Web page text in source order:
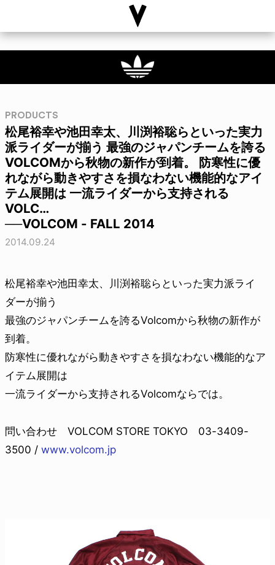
PRODUCTS
松尾裕幸や池田幸太、川渕裕聡らといった実力
派ライダーが揃う 最強のジャパンチームを誇る
VOLCOMから秋物の新作が到着。 防寒性に優
れながら動きやすさを損なわない機能的なアイ
テム展開は 一流ライダーから支持される
VOLC…
──VOLCOM - FALL 2014
2014.09.24
松尾裕幸や池田幸太、川渕裕聡らといった実力派ライ
ダーが揃う
最強のジャパンチームを誇るVolcomから秋物の新作が
到着。
防寒性に優れながら動きやすさを損なわない機能的なア
イテム展開は
一流ライダーから支持されるVolcomならでは。
問い合わせ VOLCOM STORE TOKYO 03-3409-
3500 / www.volcom.jp